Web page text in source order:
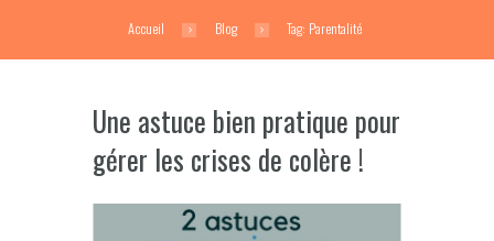
Accueil Blog Tag: Parentalité
Une astuce bien pratique pour
gérer les crises de colère !